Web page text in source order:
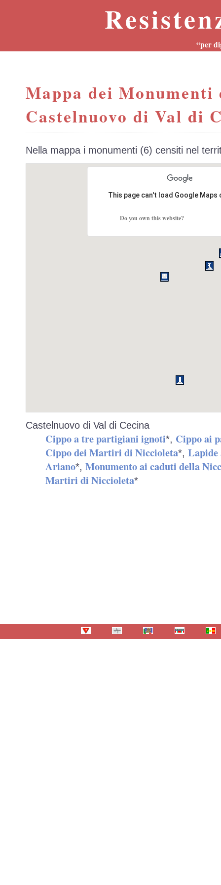
“per
Mappa dei Monumenti
Castelnuovo di Val di
Nella mappa i monumenti (6) censiti nel
This page can't load Google
Do you own this website?
Castelnuovo di Val di Cecina
Cippo a tre partigiani ignoti*, Cippo ai
Cippo dei Martiri di Niccioleta*, Lapide
Ariano*, Monumento ai caduti della
Martiri di Niccioleta*